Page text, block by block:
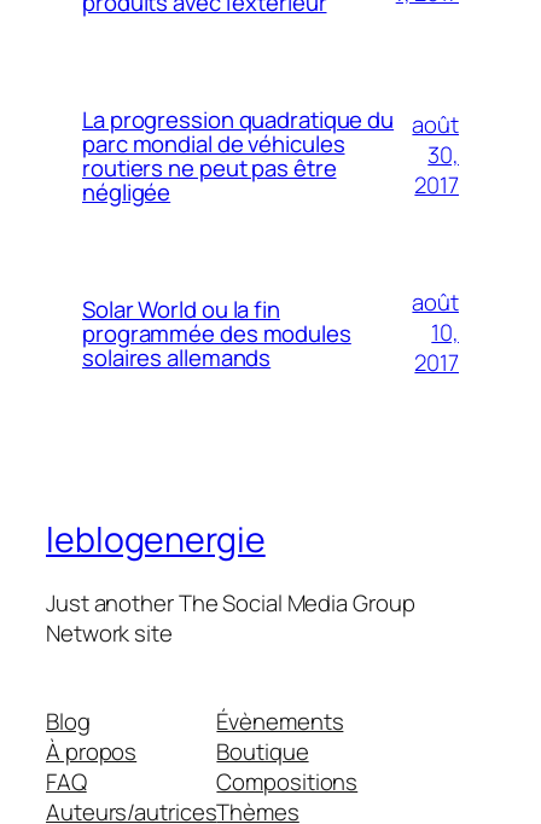
La progression quadratique du
parc mondial de véhicules
routiers ne peut pas être
négligée
août
30,
2017
Solar World ou la fin
programmée des modules
solaires allemands
août
10,
2017
leblogenergie
Just another The Social Media Group
Network site
Blog
À propos
FAQ
Auteurs/autrices
Évènements
Boutique
Compositions
Thèmes